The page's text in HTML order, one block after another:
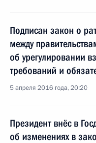
Подписан закон о
между
об урегулировании
требований и
5 апреля 2016 года, 20:20
Президент внёс в
об изменениях в